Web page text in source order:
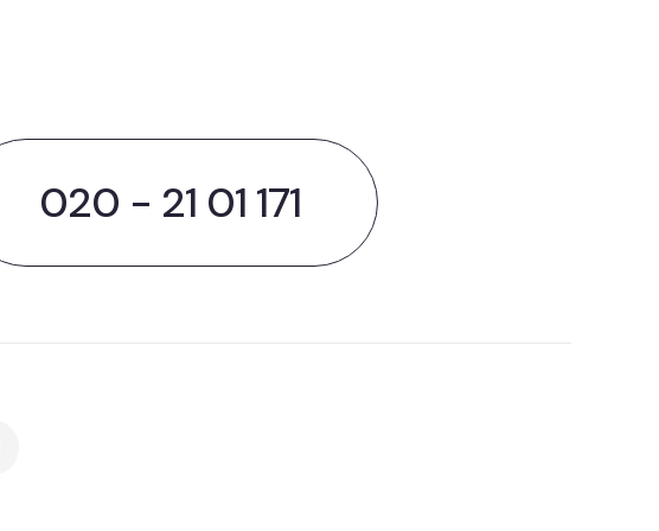
020 - 21 01 171